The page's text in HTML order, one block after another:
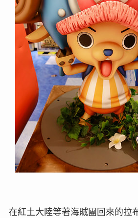
在紅土大陸等著海賊團回來的拉